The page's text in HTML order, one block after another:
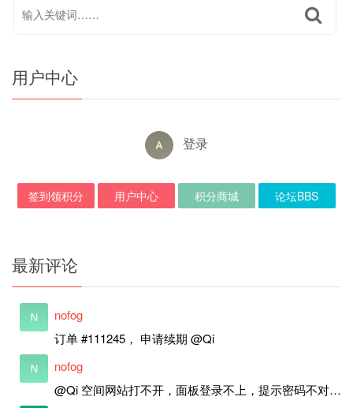
用户中心
登录
签到领积分 用户中心 积分商城 论坛BBS
最新评论
nofog
订单 #111245， 申请续期 @Qi
nofog
@Qi 空间网站打不开，面板登录不上，提示密码不对，是故障吗？还是要续期？